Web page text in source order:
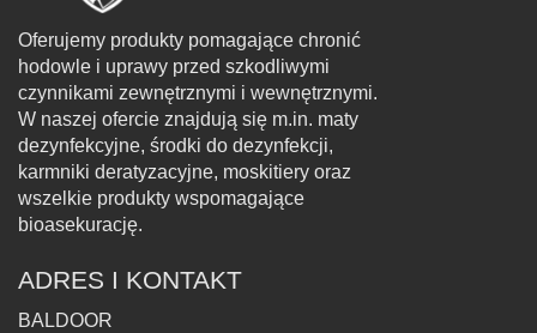
Oferujemy produkty pomagające chronić
hodowle i uprawy przed szkodliwymi
czynnikami zewnętrznymi i wewnętrznymi.
W naszej ofercie znajdują się m.in. maty
dezynfekcyjne, środki do dezynfekcji,
karmniki deratyzacyjne, moskitiery oraz
wszelkie produkty wspomagające
bioasekurację.
ADRES I KONTAKT
BALDOOR